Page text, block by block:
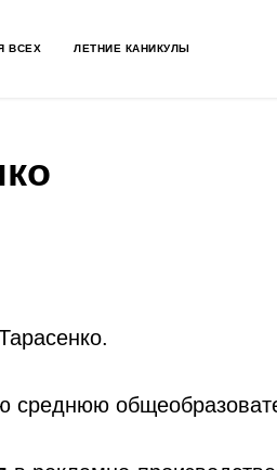
ВСЕХ ЛЕТНИЕ КАНИКУЛЫ
среднюю